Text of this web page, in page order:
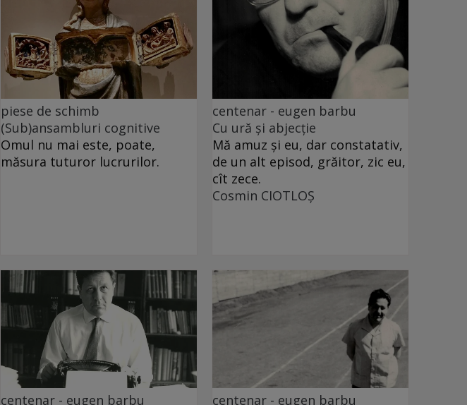
piese de schimb
(Sub)ansambluri cognitive
Omul nu mai este, poate,
măsura tuturor lucrurilor.
centenar - eugen barbu
Cu ură și abjecție
Mă amuz și eu, dar constatativ,
de un alt episod, grăitor, zic eu,
cît zece.
Cosmin CIOTLOŞ
centenar - eugen barbu centenar - eugen barbu